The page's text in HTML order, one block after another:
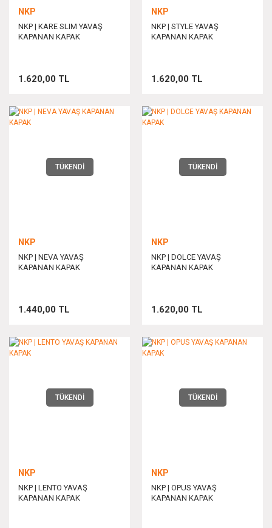
NKP
NKP | KARE SLIM YAVAŞ
KAPANAN KAPAK
1.620,00 TL
NKP
NKP | STYLE YAVAŞ
KAPANAN KAPAK
1.620,00 TL
TÜKENDİ
NKP
NKP | NEVA YAVAŞ
KAPANAN KAPAK
1.440,00 TL
TÜKENDİ
NKP
NKP | DOLCE YAVAŞ
KAPANAN KAPAK
1.620,00 TL
TÜKENDİ
NKP
NKP | LENTO YAVAŞ
KAPANAN KAPAK
TÜKENDİ
NKP
NKP | OPUS YAVAŞ
KAPANAN KAPAK